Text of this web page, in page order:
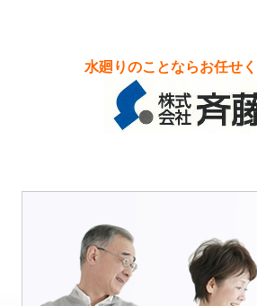
水廻りのことならお任せ